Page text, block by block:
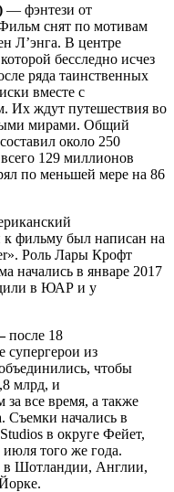
— фэнтези от
снят по мотивам
Л’энга. В центре
бесследно исчез
ряда таинственных
вместе с
Их ждут путешествия во
мирами. Общий
около 250
129 миллионов
по меньшей мере на 86
к фильму был написан на
Роль Лары Крофт
начались в январе 2017
в ЮАР и у
после 18
супергерои из
чтобы
млрд, и
все время, а также
Съемки начались в
в округе Фейет,
того же года.
в Шотландии, Англии,